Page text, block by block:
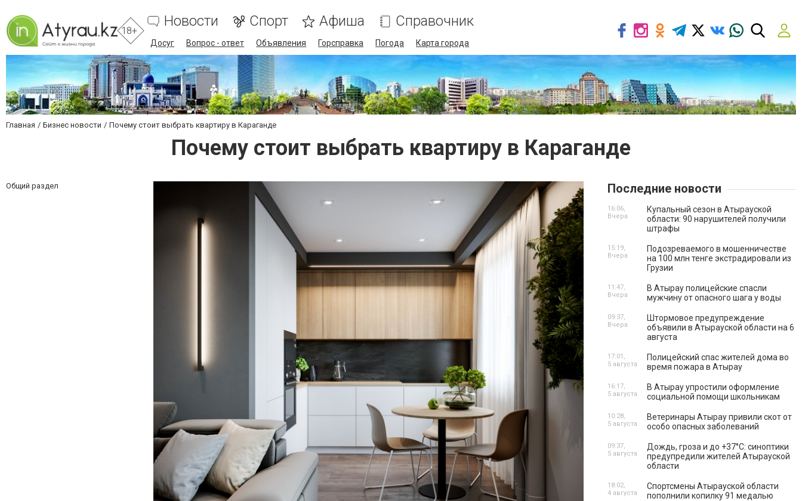
18+
Новости Спорт Афиша Справочник
Досуг Вопрос - ответ Объявления Горсправка Погода Карта города
Главная Бизнес новости Почему стоит выбрать квартиру в Караганде
Почему стоит выбрать квартиру в Караганде
Общий раздел Последние новости
Купальный сезон в Атырауской
области: 90 нарушителей получили
штрафы
16:06,
Вчера
Подозреваемого в мошенничестве
на 100 млн тенге экстрадировали из
Грузии
15:19,
Вчера
В Атырау полицейские спасли
мужчину от опасного шага у воды
11:47,
Вчера
Штормовое предупреждение
объявили в Атырауской области на 6
августа
09:37,
Вчера
Полицейский спас жителей дома во
время пожара в Атырау
17:01,
5 августа
В Атырау упростили оформление
социальной помощи школьникам
16:17,
5 августа
Ветеринары Атырау привили скот от
особо опасных заболеваний
10:28,
5 августа
Дождь, гроза и до +37°C: синоптики
предупредили жителей Атырауской
области
09:37,
5 августа
Спортсмены Атырауской области
пополнили копилку 91 медалью
18:02,
4 августа